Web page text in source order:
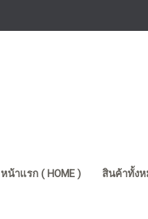
หน้าแรก ( HOME ) สินค้าทั้งห